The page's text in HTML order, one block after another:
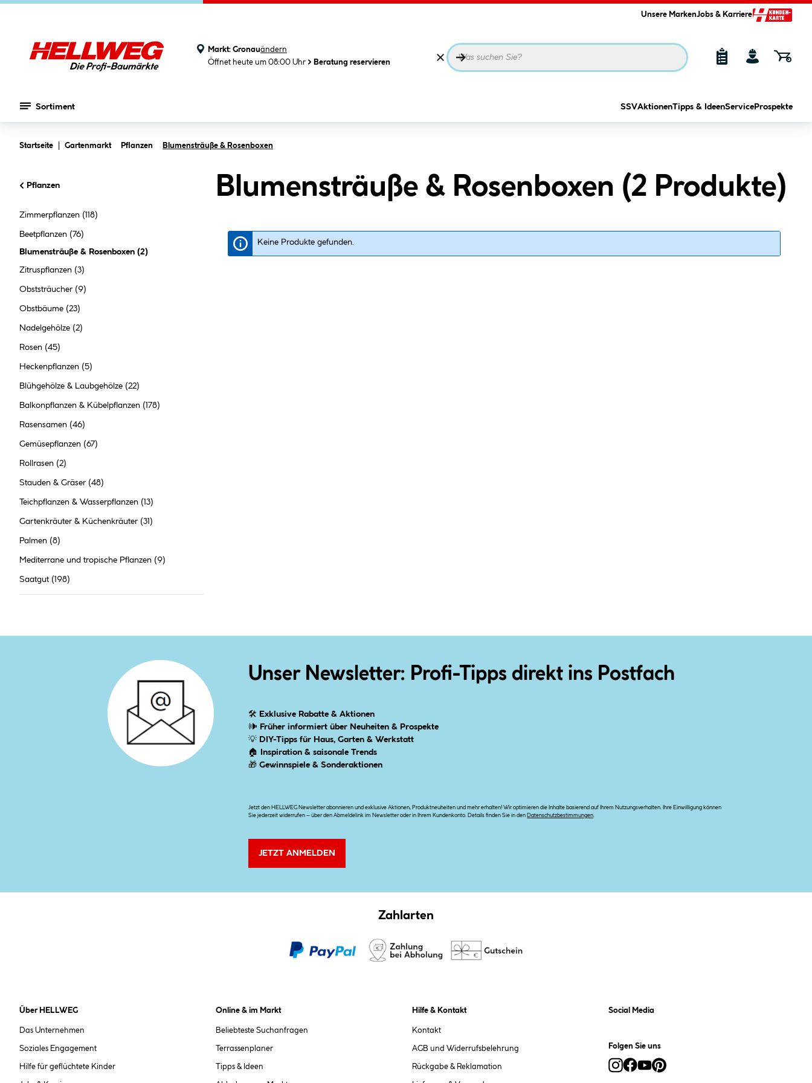
Unsere MarkenJobs & Karriere
Markt: Gronauändern
Öffnet heute um 08:00 Uhr
Beratung reservieren
Sortiment SSVAktionenTipps & IdeenService Prospekte
Startseite Gartenmarkt Pflanzen Blumensträuße & Rosenboxen
Pflanzen
Zimmerpflanzen (118)
Beetpflanzen (76)
Blumensträuße & Rosenboxen (2)
Zitruspflanzen (3)
Obststräucher (9)
Obstbäume (23)
Nadelgehölze (2)
Rosen (45)
Heckenpflanzen (5)
Blühgehölze & Laubgehölze (22)
Balkonpflanzen & Kübelpflanzen (178)
Rasensamen (46)
Gemüsepflanzen (67)
Rollrasen (2)
Stauden & Gräser (48)
Teichpflanzen & Wasserpflanzen (13)
Gartenkräuter & Küchenkräuter (31)
Palmen (8)
Mediterrane und tropische Pflanzen (9)
Saatgut (198)
Blumensträuße & Rosenboxen (2 Produkte)
Keine Produkte gefunden.
Unser Newsletter: Profi-Tipps direkt ins Postfach
🛠 Exklusive Rabatte & Aktionen
🕪 Früher informiert über Neuheiten & Prospekte
💡 DIY-Tipps für Haus, Garten & Werkstatt
🏠
Inspiration & saisonale Trends
🎁Gewinnspiele & Sonderaktionen
Jetzt den HELLWEG Newsletter abonnieren und exklusive Aktionen, Produktneuheiten und mehr erhalten! Wir optimieren die Inhalte basierend auf Ihrem Nutzungsverhalten. Ihre Einwilligung können
Sie jederzeit widerrufen – über den Abmeldelink im Newsletter oder in Ihrem Kundenkonto. Details finden Sie in den
Datenschutzbestimmungen
JETZT ANMELDEN
Zahlarten
Über HELLWEG
Das Unternehmen
Soziales Engagement
Hilfe für geflüchtete Kinder
Online & im Markt
Beliebteste Suchanfragen
Terrassenplaner
Tipps & Ideen
Hilfe & Kontakt
Kontakt
AGB und Widerrufsbelehrung
Rückgabe & Reklamation
Social Media
Folgen Sie uns